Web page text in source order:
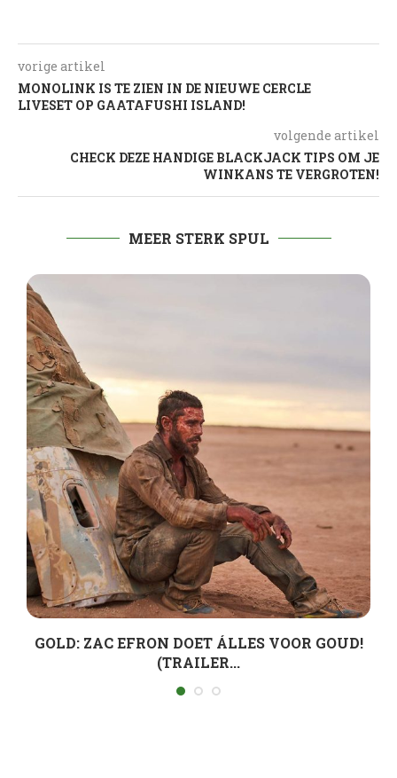
vorige artikel
MONOLINK IS TE ZIEN IN DE NIEUWE CERCLE
LIVESET OP GAATAFUSHI ISLAND!
volgende artikel
CHECK DEZE HANDIGE BLACKJACK TIPS OM JE
WINKANS TE VERGROTEN!
MEER STERK SPUL
GOLD: ZAC EFRON DOET ÁLLES VOOR GOUD!
(TRAILER...